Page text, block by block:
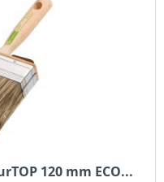
120 mm ECO...